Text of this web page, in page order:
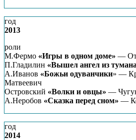
год
2013
роли
М.Фермо «Игры в одном доме» —
П.Гладилин «Вышел ангел из тумана
А.Иванов «Божьи одуванчики» —
Матвеевич
Островский «Волки и овцы» —
А.Неробов «Сказка перед сном» —
год
2014